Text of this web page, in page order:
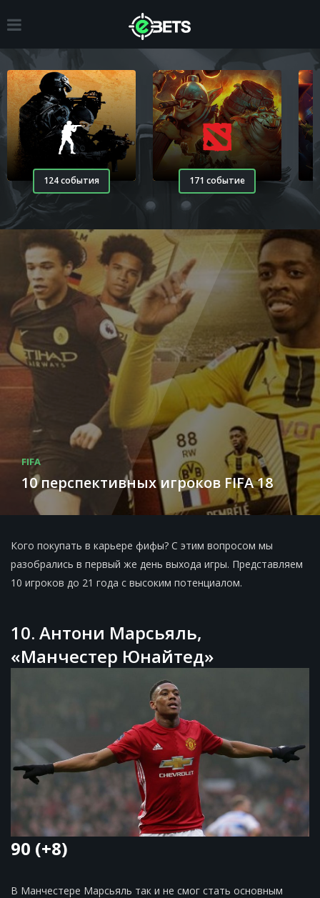
124 события 171 событие
FIFA
10 перспективных игроков FIFA 18
Кого покупать в карьере фифы? С этим вопросом мы
разобрались в первый же день выхода игры. Представляем
10 игроков до 21 года с высоким потенциалом.
10. Антони Марсьяль,
«Манчестер Юнайтед»
90 (+8)
В Манчестере Марсьяль так и не смог стать основным